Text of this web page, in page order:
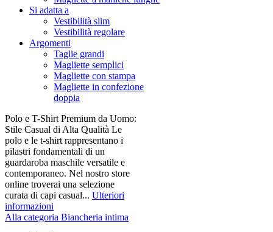
Si adatta a
Vestibilità slim
Vestibilità regolare
Argomenti
Taglie grandi
Magliette semplici
Magliette con stampa
Magliette in confezione
doppia
Polo e T-Shirt Premium da Uomo:
Stile Casual di Alta Qualità Le
polo e le t-shirt rappresentano i
pilastri fondamentali di un
guardaroba maschile versatile e
contemporaneo. Nel nostro store
online troverai una selezione
curata di capi casual... Ulteriori
informazioni
Alla categoria Biancheria intima